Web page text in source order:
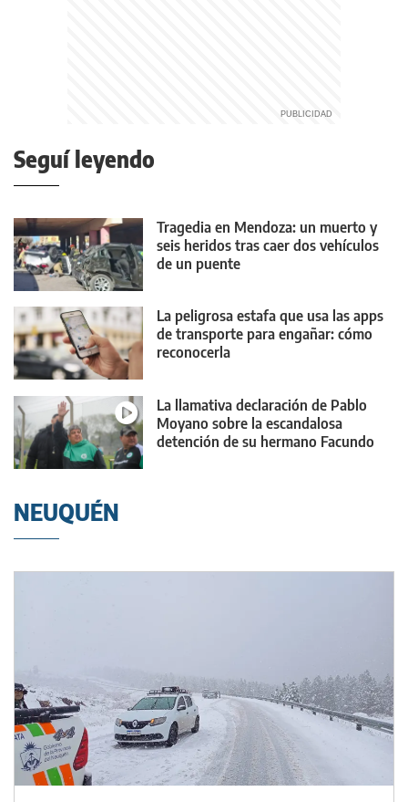
Seguí leyendo
Tragedia en Mendoza: un muerto y
seis heridos tras caer dos vehículos
de un puente
La peligrosa estafa que usa las apps
de transporte para engañar: cómo
reconocerla
La llamativa declaración de Pablo
Moyano sobre la escandalosa
detención de su hermano Facundo
NEUQUÉN